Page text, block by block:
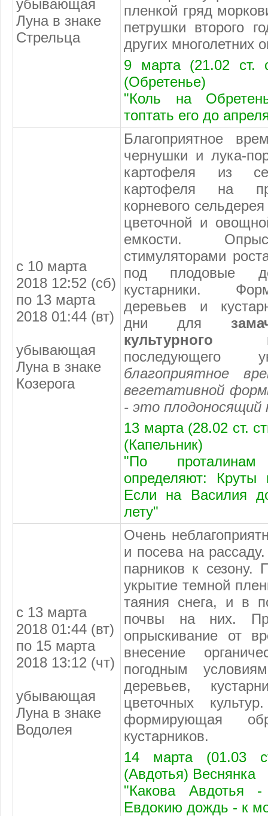
убывающая
Луна в знаке
Стрельца
пленкой гряд
петрушки второго
других многолетних
9 марта (21.02 ст.
(Обретенье)
"Коль на
топтать его до
с 10 марта
2018 12:52 (сб)
по 13 марта
2018 01:44 (вт)
убывающая
Луна в знаке
Козерога
Благоприятное
чернушки и лука-
картофеля из
картофеля на
корневого
цветочной и
емкости.
стимуляторами
под плодовые
кустарники.
деревьев и
дни для
культурного
последующего
благоприятное
вегетативной
- это плодоносящий
13 марта (28.02 ст.
(Капельник)
"По
определяют:
Если на Василия
лету"
с 13 марта
2018 01:44 (вт)
по 15 марта
2018 13:12 (чт)
убывающая
Луна в знаке
Водолея
Очень
и посева на
парников к сезону.
укрытие темной
таяния снега, и в
почвы на них.
опрыскивание от
внесение
погодным
деревьев,
цветочных
формирующая
кустарников.
14 марта (01.03
(Авдотья) Веснянка
"Какова Авдотья
Евдокию дождь - к